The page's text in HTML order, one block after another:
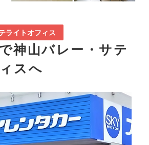
ライトオフィス
神山バレー・サテ
スへ